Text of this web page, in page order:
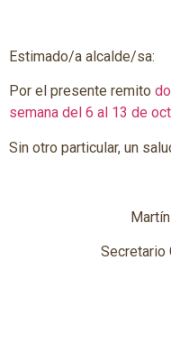
Estimado/a alcalde/sa:
Por el presente remito
semana del 6 al 13 de
Sin otro particular, un
Secretario